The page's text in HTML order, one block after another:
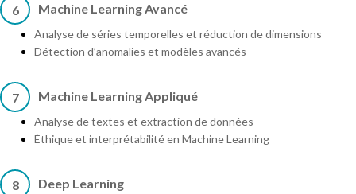
6 Machine Learning Avancé
Analyse de séries temporelles et réduction de dimensions
Détection d’anomalies et modèles avancés
7 Machine Learning Appliqué
Analyse de textes et extraction de données
Éthique et interprétabilité en Machine Learning
8 Deep Learning